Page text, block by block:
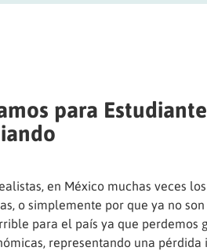
para
en México muchas veces
o simplemente por que ya no
para el país ya que perdemos
representando una